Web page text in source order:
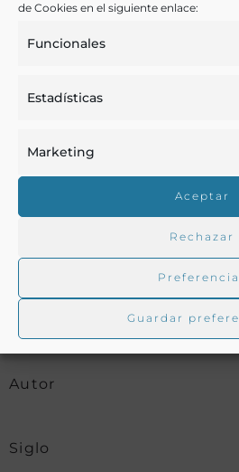
de Cookies en el siguiente enlace:
Funcionales
Estadísticas
Marketing
Aceptar
Rechazar
Guardar
Biblioteca digital Duque de
Buscar
Autor
Siglo